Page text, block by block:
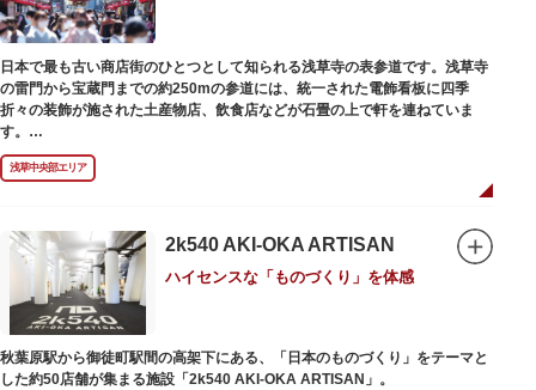
東叡山（とうえいざん）という山号は、東の「比叡山延暦寺」を意味してお
り、比叡山や京都の有名寺院になぞらえて上野の山に数多くの堂舎が建立さ
れました。本尊は薬師瑠璃光如来（やくしるりこうにょらい）で、伝教大師
最澄が自ら彫ったと伝えられる秘仏です。徳川歴代将軍の祈祷寺と菩提寺を
兼ね、御霊廟には6名の将軍が埋葬されています。
日本で最も古い商店街のひとつとして知られる浅草寺の表参道です。浅草寺
の雷門から宝蔵門までの約250mの参道には、統一された電飾看板に四季
折々の装飾が施された土産物店、飲食店などが石畳の上で軒を連ねていま
す。
人形焼や手焼きせんべいをはじめ、団子や揚げまんじゅう、雷おこしなどの
銘菓、和傘や扇子など伝統工芸品も並び、歩いているだけで浅草らしさを感
じる場所です。江戸文化を感じる粋な商品の数々は、海外からの観光客にも
ての味を堪能できるのも魅力。下町っ子の威勢の良い売り声が飛び交うな
か、お気に入りのお土産探しをお楽しみください。
浅草中央部エリア
2k540 AKI-OKA ARTISAN
ハイセンスな「ものづくり」を体感
秋葉原駅から御徒町駅間の高架下にある、「日本のものづくり」をテーマと
した約50店舗が集まる施設「2k540 AKI-OKA ARTISAN」。